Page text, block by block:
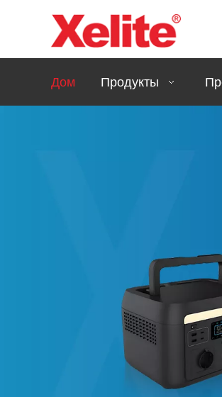
Дом Продукты
16
Изучите
зарядных
надежные
Узнать